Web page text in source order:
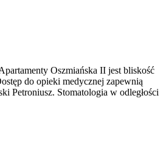
Oszmiańska II jest bliskość
do opieki medycznej zapewnią
Petroniusz. Stomatologia w odległości